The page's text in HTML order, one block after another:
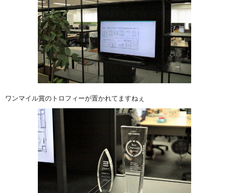
ワンマイル賞のトロフィーが置かれてますねぇ